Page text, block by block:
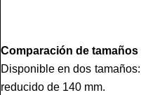
Comparación de tamaños
Disponible en dos
reducido de 140 mm.